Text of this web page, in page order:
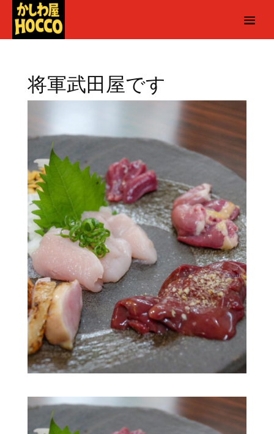
将軍武田屋です